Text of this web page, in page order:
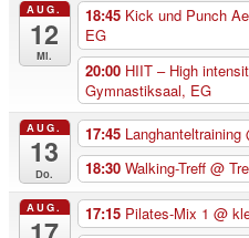
AUG.
12
Mi.
18:45 Kick und Punch
EG
20:00 HIIT – High
Gymnastiksaal, EG
AUG.
13
Do.
17:45 Langhanteltraining
18:30 Walking-Treff @
AUG. 17:15 Pilates-Mix 1 @